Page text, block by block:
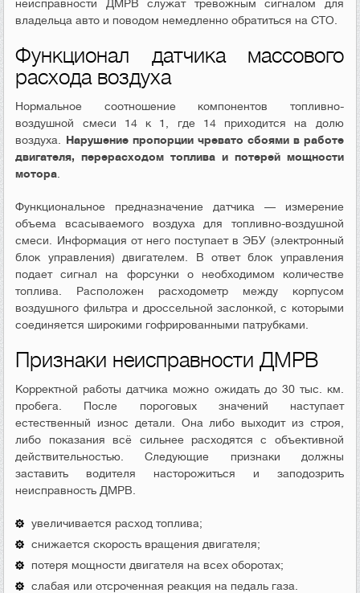
неисправности ДМРВ служат тревожным сигналом для
владельца авто и поводом немедленно обратиться на СТО.
Функционал датчика массового
расхода воздуха
Нормальное соотношение компонентов топливно-
воздушной смеси 14 к 1, где 14 приходится на долю
воздуха. Нарушение пропорции чревато сбоями в работе
двигателя, перерасходом топлива и потерей мощности
мотора
Функциональное предназначение датчика — измерение
объема всасываемого воздуха для топливно-воздушной
смеси. Информация от него поступает в ЭБУ (электронный
блок управления) двигателем. В ответ блок управления
подает сигнал на форсунки о необходимом количестве
топлива. Расположен расходометр между корпусом
воздушного фильтра и дроссельной заслонкой, с которыми
соединяется широкими гофрированными патрубками.
Признаки неисправности ДМРВ
Корректной работы датчика можно ожидать до 30 тыс. км.
пробега. После пороговых значений наступает
естественный износ детали. Она либо выходит из строя,
либо показания всё сильнее расходятся с объективной
действительностью. Следующие признаки должны
заставить водителя насторожиться и заподозрить
неисправность ДМРВ.
увеличивается расход топлива;
снижается скорость вращения двигателя;
потеря мощности двигателя на всех оборотах;
слабая или отсроченная реакция на педаль газа.